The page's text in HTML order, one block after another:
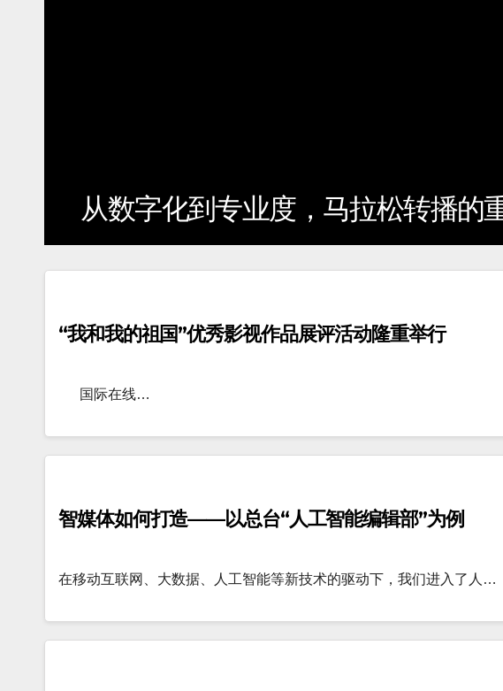
从数字化到专业度，马拉松转播的
“我和我的祖国”优秀影视作品展评活动隆重举行
国际在线…
智媒体如何打造——以总台“人工智能编辑部”为例
在移动互联网、大数据、人工智能等新技术的驱动下，我们进入了人…